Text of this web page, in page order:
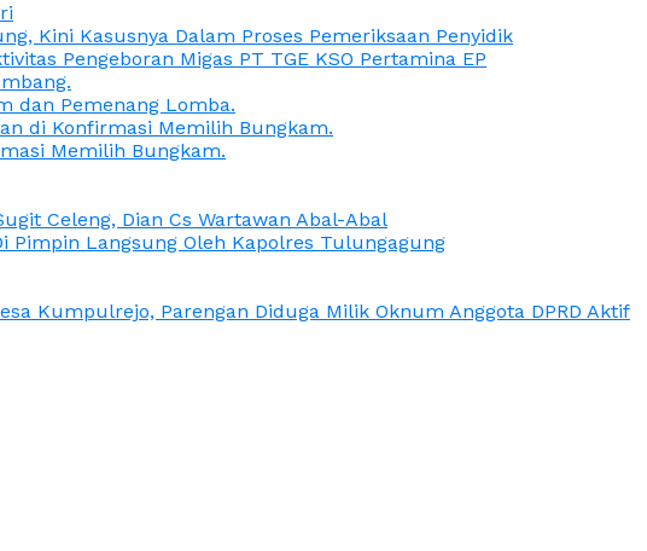
Kini Kasusnya Dalam Proses Pemeriksaan Penyidik
Pengeboran Migas PT TGE KSO Pertamina EP
dan Pemenang Lomba.
di Konfirmasi Memilih Bungkam.
Memilih Bungkam.
Celeng, Dian Cs Wartawan Abal-Abal
Pimpin Langsung Oleh Kapolres Tulungagung
Kumpulrejo, Parengan Diduga Milik Oknum Anggota DPRD Aktif